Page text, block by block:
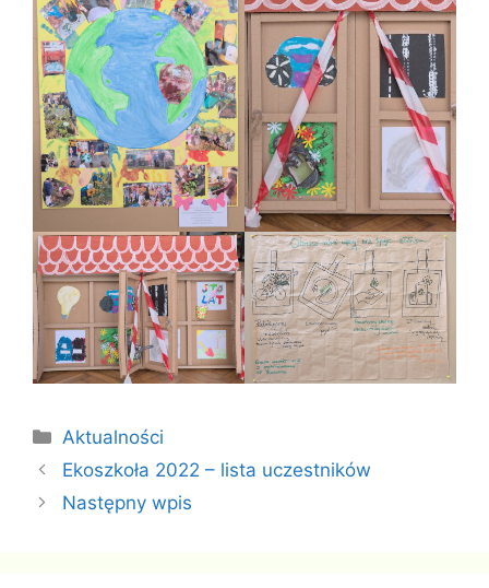
Kategorie
Aktualności
Ekoszkoła 2022 – lista uczestników
Następny wpis